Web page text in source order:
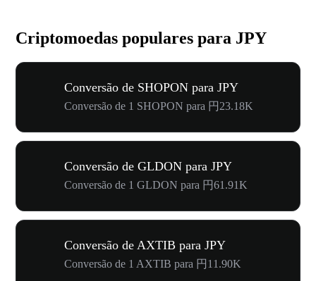
Criptomoedas populares para JPY
Conversão de SHOPON para JPY
Conversão de 1 SHOPON para 円23.18K
Conversão de GLDON para JPY
Conversão de 1 GLDON para 円61.91K
Conversão de AXTIB para JPY
Conversão de 1 AXTIB para 円11.90K